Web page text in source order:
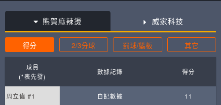
熊賀麻辣燙 威家科技
得分 2/3分球 罰球/籃板 其它
球員
(*表先發)
數據記錄 得分
周立偉 #1 自記數據 11